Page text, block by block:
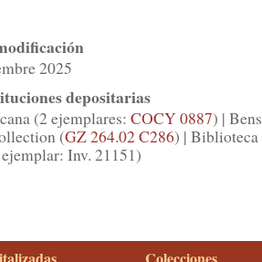
2025
depositarias
(2 ejemplares: COCY 0887) |
(GZ 264.02 C286) | Biblioteca
Inv. 21151)
Colecciones